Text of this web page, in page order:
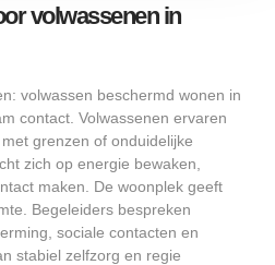
volwassenen in
volwassen beschermd wonen in
contact. Volwassenen ervaren
grenzen of onduidelijke
zich op energie bewaken,
maken. De woonplek geeft
Begeleiders bespreken
sociale contacten en
stabiel zelfzorg en regie